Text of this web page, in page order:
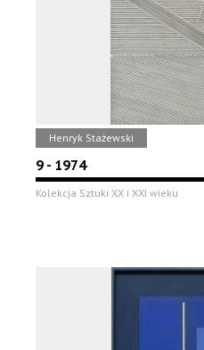
Henryk Stażewski
9 - 1974
Kolekcja Sztuki XX i XXI wieku